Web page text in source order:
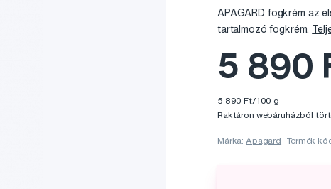
APAGARD fogkrém az
tartalmozó fogkrém.
5 890
5 890 Ft/100 g
Raktáron webáruházból
Márka: Apagard Termék